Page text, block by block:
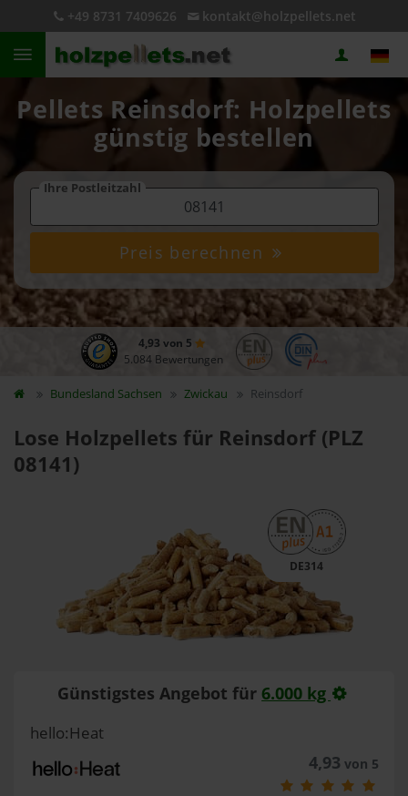
+49 8731 7409626 kontakt@holzpellets.net
Pellets Reinsdorf: Holzpellets
günstig bestellen
Ihre Postleitzahl
Preis berechnen
4,93 von 5
5.084 Bewertungen
Bundesland Sachsen Zwickau Reinsdorf
Lose Holzpellets für Reinsdorf (PLZ
08141)
DE314
Günstigstes Angebot für 6.000 kg
hello:Heat
4,93 von 5